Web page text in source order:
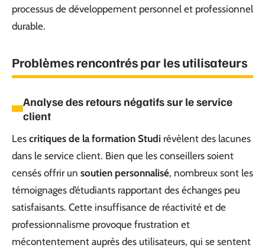
processus de développement personnel et professionnel
durable.
Problèmes rencontrés par les utilisateurs
Analyse des retours négatifs sur le service
client
Les critiques de la formation Studi révèlent des lacunes
dans le service client. Bien que les conseillers soient
censés offrir un soutien personnalisé, nombreux sont les
témoignages d’étudiants rapportant des échanges peu
satisfaisants. Cette insuffisance de réactivité et de
professionnalisme provoque frustration et
mécontentement auprès des utilisateurs, qui se sentent